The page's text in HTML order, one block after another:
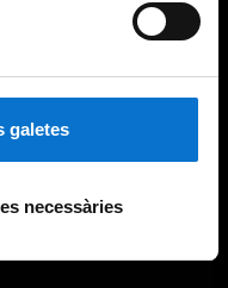
galetes
necessàries